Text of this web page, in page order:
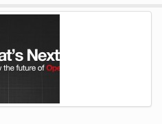
대강 훑어볼 수 있고 고급 압축 기술을
고 안전한 환경에 대 한 최고의 보안 측
래 IP 주소와 높은 암호화 된 데이터 전송
하 고... 왜 WASEL 프로? 쉬운 설치 및
는 VPN 솔루션... 여러 가지 기능